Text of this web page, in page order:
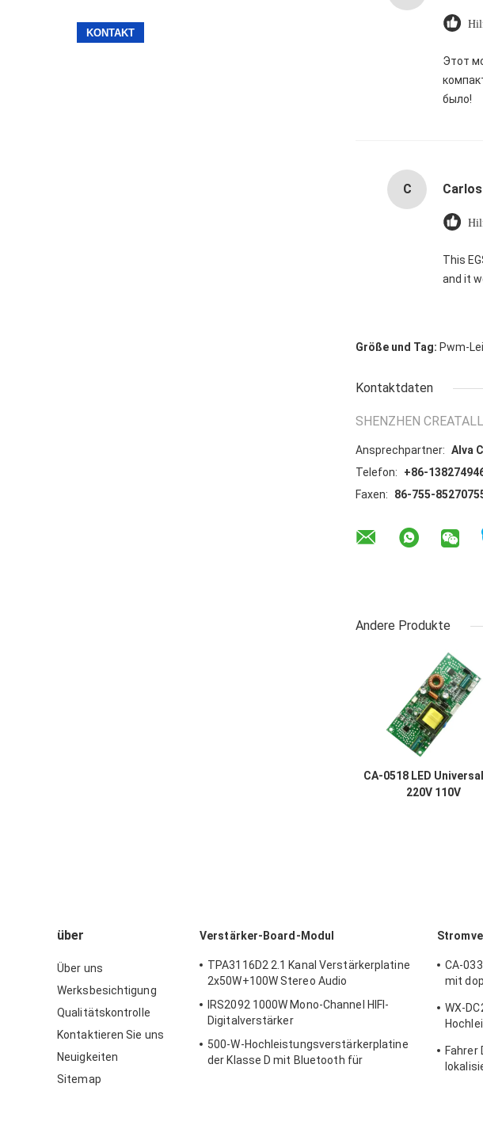
Этот
было!
C Carlos
This
and it
Größe und Tag: Pwm-
Kontaktdaten
SHENZHEN
Ansprechpartner: Alva
Telefon:
+86-
Faxen:
86-755-
Andere Produkte
CA-0518 LED
220V 110V
über
Über uns
Werksbesichtigung
Qualitätskontrolle
Kontaktieren Sie uns
Neuigkeiten
Sitemap
Verstärker-Board-Modul
TPA3116D2 2.1 Kanal Verstärkerplatine
2x50W+100W Stereo Audio
IRS2092 1000W Mono-Channel HIFI-
Digitalverstärker
500-W-Hochleistungsverstärkerplatine
der Klasse D mit Bluetooth für
CA-
mit
WX-
Fahrer